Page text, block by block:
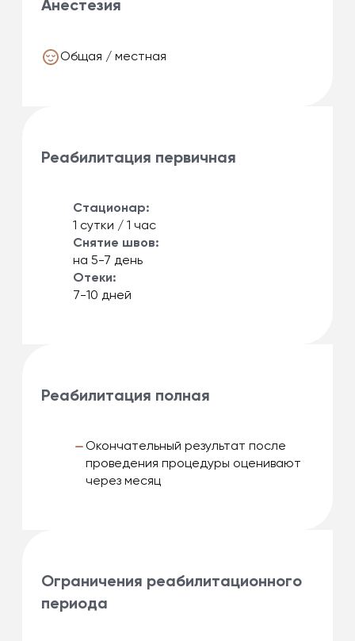
Анестезия
Общая / местная
Реабилитация первичная
Стационар:
1 сутки / 1 час
Снятие швов:
на 5-7 день
Отеки:
7-10 дней
Реабилитация полная
Окончательный результат после
проведения процедуры оценивают
через месяц
Ограничения реабилитационного
периода